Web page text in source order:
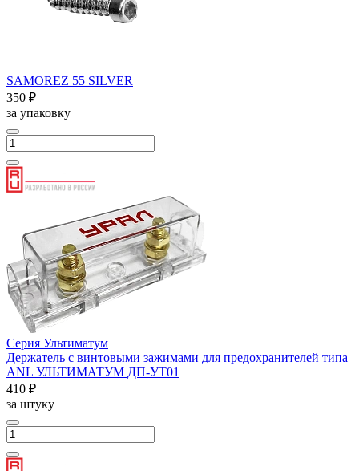
SAMOREZ 55 SILVER
350 ₽
за упаковку
Серия Ультиматум
Держатель с винтовыми зажимами для предохранителей типа
ANL УЛЬТИМАТУМ ДП-УТ01
410 ₽
за штуку